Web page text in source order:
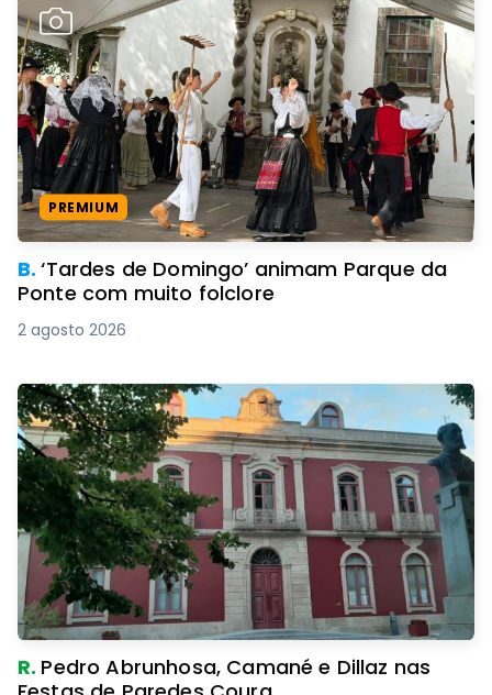
PREMIUM
B.‘Tardes de Domingo’ animam Parque da
Ponte com muito folclore
2 agosto 2026
R. Pedro Abrunhosa, Camané e Dillaz nas